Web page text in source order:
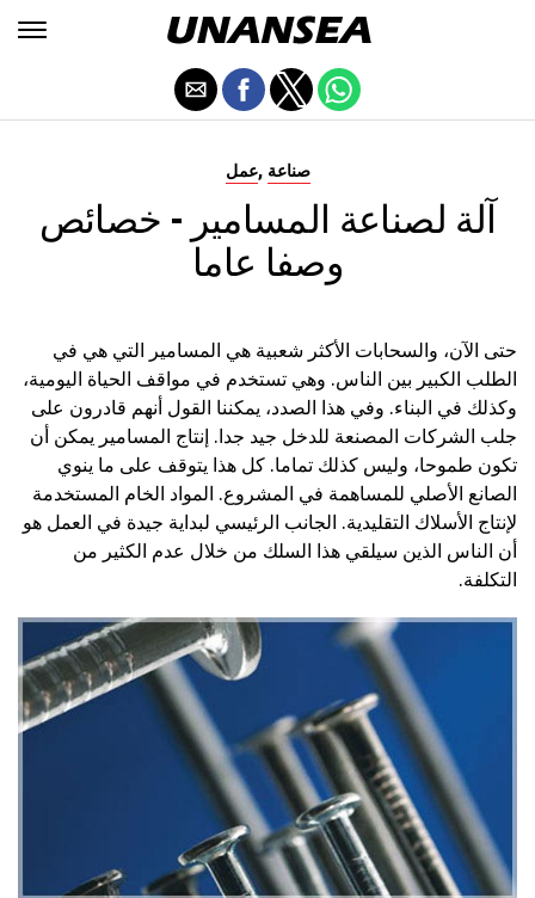
عمل, صناعة
آلة لصناعة المسامير - خصائص
وصفا عاما
حتى الآن، والسحابات الأكثر شعبية هي المسامير التي هي في
الطلب الكبير بين الناس. وهي تستخدم في مواقف الحياة اليومية،
وكذلك في البناء. وفي هذا الصدد، يمكننا القول أنهم قادرون على
جلب الشركات المصنعة للدخل جيد جدا. إنتاج المسامير يمكن أن
تكون طموحا، وليس كذلك تماما. كل هذا يتوقف على ما ينوي
الصانع الأصلي للمساهمة في المشروع. المواد الخام المستخدمة
لإنتاج الأسلاك التقليدية. الجانب الرئيسي لبداية جيدة في العمل هو
أن الناس الذين سيلقي هذا السلك من خلال عدم الكثير من
التكلفة.